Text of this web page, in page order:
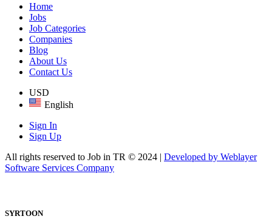
Home
Jobs
Job Categories
Companies
Blog
About Us
Contact Us
USD
English
Sign In
Sign Up
All rights reserved to Job in TR © 2024 | Developed by Weblayer
Software Services Company
SYRTOON